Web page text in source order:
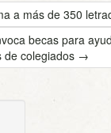
a más de 350
becas para
de colegiados →